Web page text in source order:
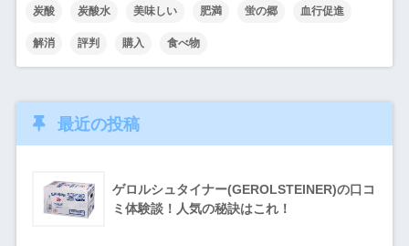
炭酸 炭酸水 美味しい 肥満 蛍の郷 血行促進
解消 評判 購入 食べ物
最近の投稿
ゲロルシュタイナー(GEROLSTEINER)の口コ
ミ体験談！人気の秘訣はこれ！